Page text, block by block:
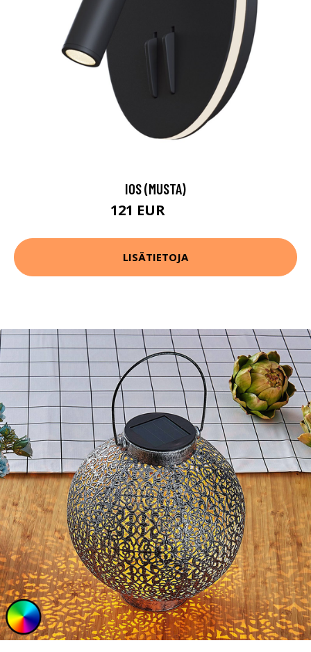
IOS (MUSTA)
121 EUR
LISÄTIETOJA